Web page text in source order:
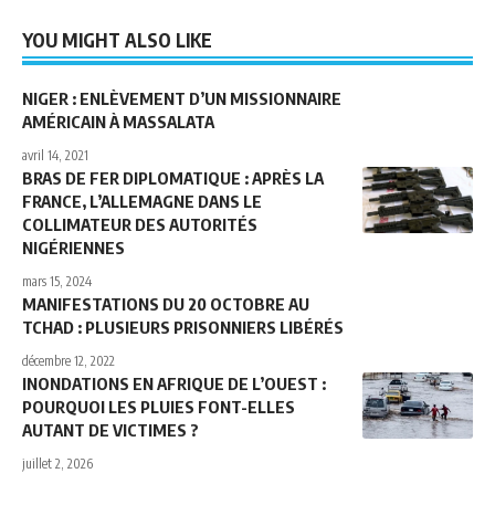
YOU MIGHT ALSO LIKE
NIGER : ENLÈVEMENT D’UN MISSIONNAIRE
AMÉRICAIN À MASSALATA
avril 14, 2021
BRAS DE FER DIPLOMATIQUE : APRÈS LA
FRANCE, L’ALLEMAGNE DANS LE
COLLIMATEUR DES AUTORITÉS
NIGÉRIENNES
mars 15, 2024
MANIFESTATIONS DU 20 OCTOBRE AU
TCHAD : PLUSIEURS PRISONNIERS LIBÉRÉS
décembre 12, 2022
INONDATIONS EN AFRIQUE DE L’OUEST :
POURQUOI LES PLUIES FONT-ELLES
AUTANT DE VICTIMES ?
juillet 2, 2026